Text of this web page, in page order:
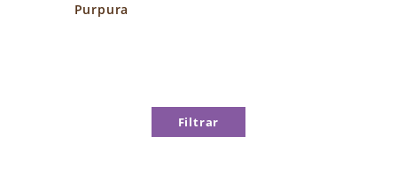
Purpura
Filtrar